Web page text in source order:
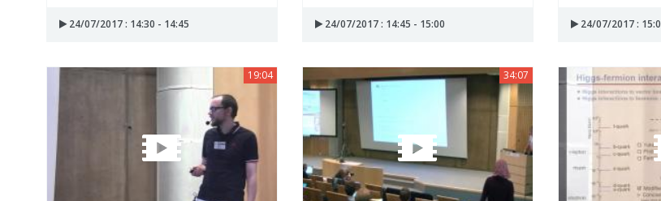
24/07/2017 : 14:30 - 14:45 24/07/2017 : 14:45 - 15:00 24/07/2017 :
19:04 34:07